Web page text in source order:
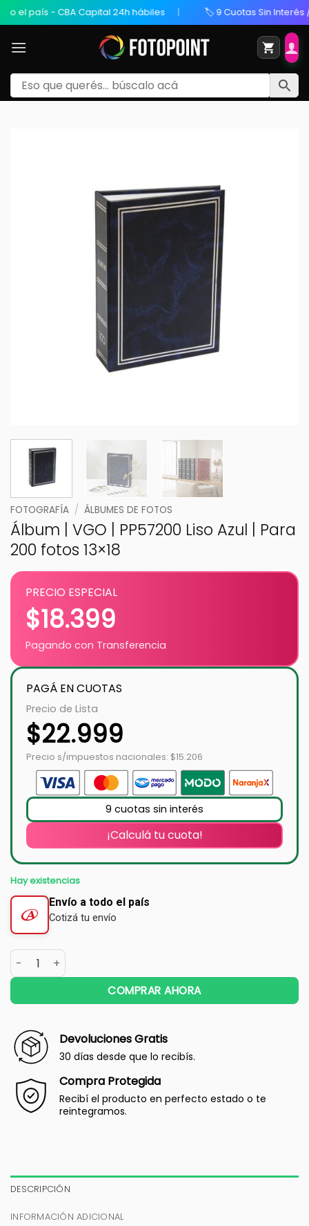
- CBA Capital 24h hábiles 🏷️ 9 Cuotas Sin Interés / 20%
FOTOGRAFÍA / ÁLBUMES DE FOTOS
Álbum | VGO | PP57200 Liso Azul | Para
200 fotos 13×18
PRECIO ESPECIAL
$18.399
Pagando con Transferencia
PAGÁ EN CUOTAS
Precio de Lista
$22.999
Precio s/impuestos nacionales: $15.206
9 cuotas sin interés
¡Calculá tu cuota!
Hay existencias
Envío a todo el país
Cotizá tu envío
COMPRAR AHORA
Devoluciones Gratis
30 días desde que lo recibís.
Compra Protegida
Recibí el producto en perfecto estado o te
reintegramos.
DESCRIPCIÓN
INFORMACIÓN ADICIONAL